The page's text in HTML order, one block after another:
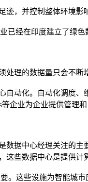
，并控制整体环境
已经在印度建立了绿色
理的数据量只会不
自动化。自动化调度
企业为企业提供管理
据中心经理关注的主
些数据中心是提供
。这些设施为智能城